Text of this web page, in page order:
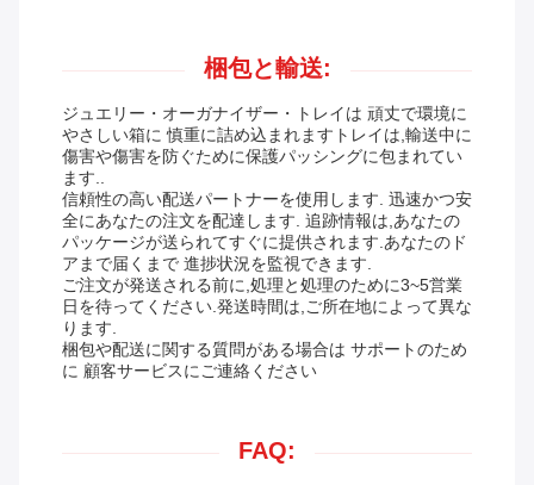
梱包と輸送:
ジュエリー・オーガナイザー・トレイは 頑丈で環境に
やさしい箱に 慎重に詰め込まれますトレイは,輸送中に
傷害や傷害を防ぐために保護パッシングに包まれてい
ます..
信頼性の高い配送パートナーを使用します. 迅速かつ安
全にあなたの注文を配達します. 追跡情報は,あなたの
パッケージが送られてすぐに提供されます.あなたのド
アまで届くまで 進捗状況を監視できます.
ご注文が発送される前に,処理と処理のために3~5営業
日を待ってください.発送時間は,ご所在地によって異な
ります.
梱包や配送に関する質問がある場合は サポートのため
に 顧客サービスにご連絡ください
FAQ: